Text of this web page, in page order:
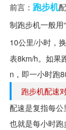
前言： 跑步机
制跑步机一般用“
10公里/小时，
表8km/h。如果
n，即一小时跑
跑步机配速
配速是复指每公
也就是每小时